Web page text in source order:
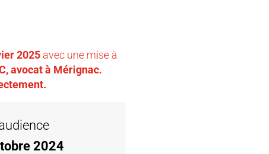
2025avec une mise à
avocat à Mérignac.
2024